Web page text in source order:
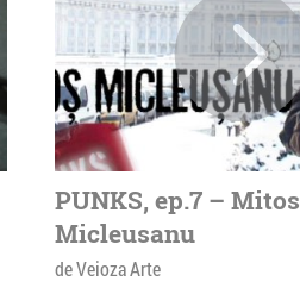
PUNKS, ep.7 – Mitos
Micleusanu
de Veioza Arte